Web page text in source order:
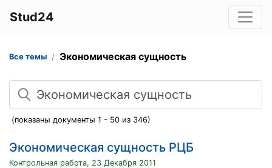
Stud24
Все темы Экономическая сущность
Поиск
(показаны документы 1 - 50 из 346)
Экономическая сущность РЦБ
Контрольная работа, 23 Декабря 2011